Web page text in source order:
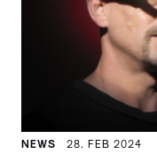
NEWS 28. FEB 2024